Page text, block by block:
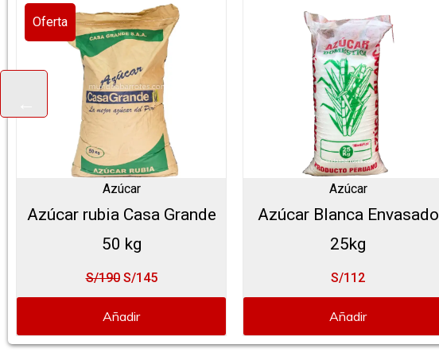
Oferta
Azúcar
Azúcar rubia Casa Grande
50 kg
S/190 S/145
Añadir
Azúcar
Azúcar Blanca Envasado
25kg
S/112
Añadir